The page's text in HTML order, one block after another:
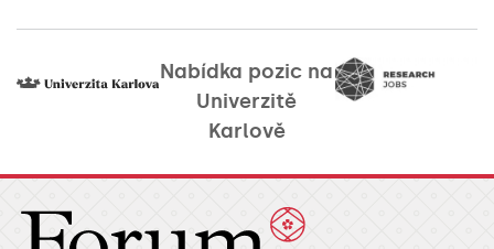
Nabídka pozic na
Univerzitě
Karlově